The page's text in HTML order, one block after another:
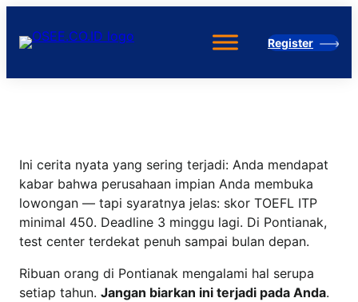
content
Register
Ini cerita nyata yang sering terjadi: Anda mendapat
kabar bahwa perusahaan impian Anda membuka
lowongan — tapi syaratnya jelas: skor TOEFL ITP
minimal 450. Deadline 3 minggu lagi. Di Pontianak,
test center terdekat penuh sampai bulan depan.
Ribuan orang di Pontianak mengalami hal serupa
setiap tahun. Jangan biarkan ini terjadi pada Anda.